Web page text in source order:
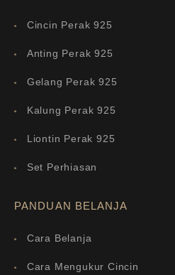
Cincin Perak 925
Anting Perak 925
Gelang Perak 925
Kalung Perak 925
Liontin Perak 925
Set Perhiasan
PANDUAN BELANJA
Cara Belanja
Cara Mengukur Cincin